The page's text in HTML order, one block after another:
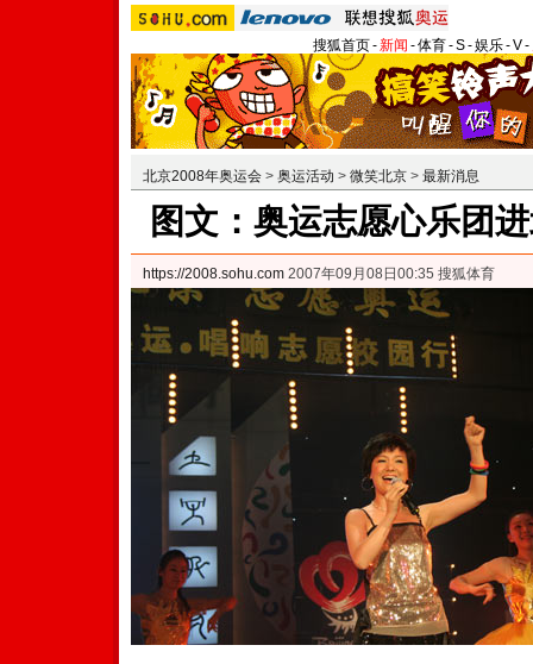
搜狐首页-新闻 -体育-S-娱乐-V-
北京2008年奥运会 > 奥运活动 > 微笑北京 > 最新消息
图文：奥运志愿心乐团
https://2008.sohu.com 2007年09月08日00:35 搜狐体育